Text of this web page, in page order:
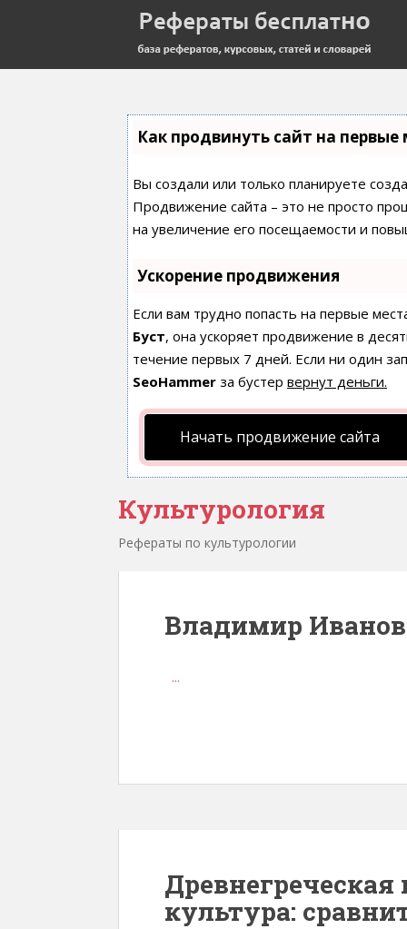
Как продвинуть сайт на первые
Вы создали или только планируете
Продвижение сайта – это не просто
на увеличение его посещаемости и
Ускорение продвижения
Если вам трудно попасть на первые
Буст, она ускоряет продвижение в
течение первых 7 дней. Если ни один
SeoHammer за бустер вернут деньги.
Начать продвижение сайта
Культурология
Рефераты по культурологии
Владимир
...
культура: